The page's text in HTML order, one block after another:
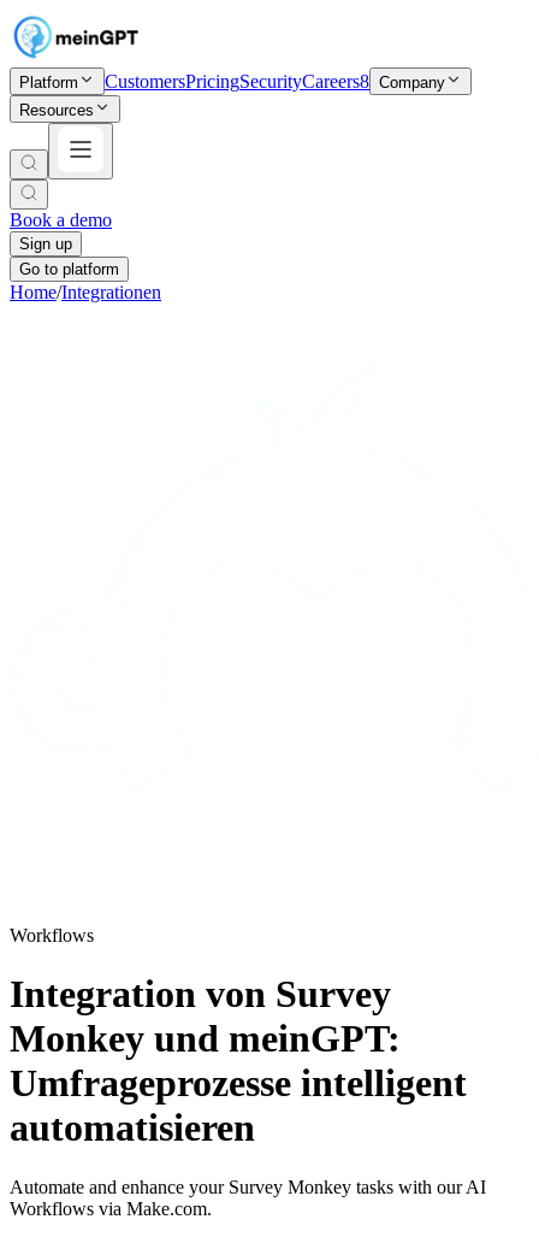
Platform CustomersPricingSecurityCareers8 Company
Resources
Book a demo
Sign up
Go to platform
Home/Integrationen
Workflows
Integration von Survey
Monkey und meinGPT:
Umfrageprozesse intelligent
automatisieren
Automate and enhance your Survey Monkey tasks with our AI
Workflows via Make.com.